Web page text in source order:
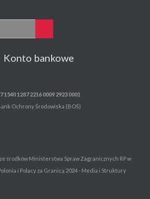
Konto bankowe
1540 1287 2216 0009 2923 0001
Ochrony Środowiska (BOŚ)
środków Ministerstwa Spraw Zagranicznych RP w
i Polacy za Granicą 2024 - Media i Struktury